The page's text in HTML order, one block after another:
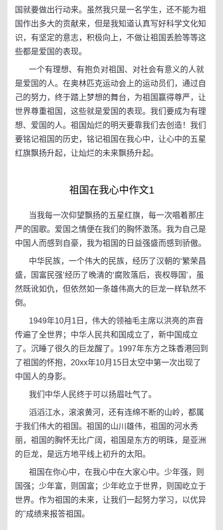
国就要做出行动来。虽然我只是一名学生，还不能为祖
国作出多大的贡献来，但是我知道认真写好科学文化知
识，有坚定的意志，积极向上，不做让祖国丢脸等等这
些都是爱国的表现。
一个有理想、有抱负对祖国、对社会有意义的人就
是爱国的人。在奥林匹克运动会上的运动员们，通过自
己的努力，终于踏上梦想的舞台，为祖国赢得尊严，让
世界尊重祖国，这些就是爱国的表现。我们要成为有理
想、爱国的人。祖国灿烂的明天要靠我们去创造！我们
要铭记祖国的历史，铭记祖国在我心中，让心中的五星
红旗飘扬升起，让灿烂的未来飘扬升起。
祖国在我心中作文1
当我每一次仰望飘扬的五星红旗，每一次唱着那庄
严的国歌。爱国之情便在我们的胸怀激荡。我为自己是
中国人而感到自豪，我为祖国的日益强盛而感到骄傲。
中华民族，一个伟大的民族，经历了汉朝的‘繁荣昌
盛，国富民强’经历了晚清的‘腐败落后，丧权辱国’，虽
然既讹如仇，但依然如一条雄伟高大的巨龙一样轨然不
倒。
1949年10月1日，伟大的领袖毛主席以洪亮的声音
传遍了全世界；中华人民共和国成立了，新中国成立
了。沉睡了很久的巨龙醒了。1997年东方之珠香港回到
了祖国的怀抱，20xx年10月15日太空中第一次出现了
中国人的身影。
我们中华人民终于可以扬眉吐气了。
滔滔江水，滚滚黄河，还有连绵不断的山岭，都属
于我们伟大的祖国。祖国的山川雄伟，祖国的河水秀
丽，祖国的胸怀无比广阔，祖国是东方的明珠，是亚洲
的巨龙，是远方地平线上初升的太阳。
祖国在你心中，在我心中在大家心中。少年强，则
国强；少年富，则国富；少年屹立于世界，则国屹立于
世界。作为祖国的未来，让我们一起努力学习，以优异
的"成绩来报答祖国。